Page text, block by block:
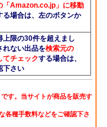
「Amazon.co.jp」に移動
る場合は、左のボタンか
上限の30件を超えまし
れない出品を検索元の
てチェックする場合は、
下さい
す。当サイトが商品を販売す
各種手数料などをご確認下さ